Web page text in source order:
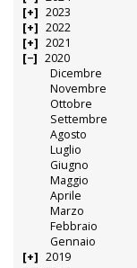
2023
2022
2021
2020
Dicembre
Novembre
Ottobre
Settembre
Agosto
Luglio
Giugno
Maggio
Aprile
Marzo
Febbraio
Gennaio
2019